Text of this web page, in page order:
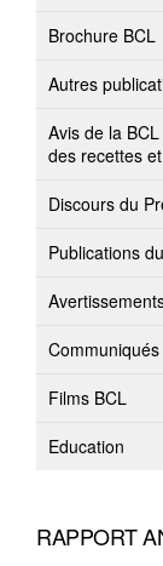
Brochure BCL
Autres
Avis de la
des recettes
Discours du
Publications
Films BCL
Education
RAPPORT